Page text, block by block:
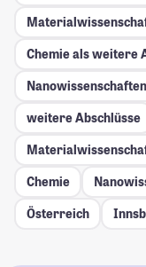
Chemie als weitere
weitere Abschlüsse
Chemie
Österreich